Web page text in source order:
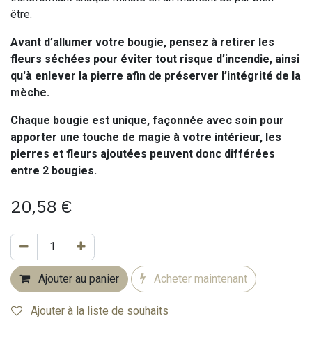
être.
Avant d’allumer votre bougie, pensez à retirer les
fleurs séchées pour éviter tout risque d’incendie, ainsi
qu'à enlever la pierre afin de préserver l’intégrité de la
mèche.
Chaque bougie est unique, façonnée avec soin pour
apporter une touche de magie à votre intérieur, les
pierres et fleurs ajoutées peuvent donc différées
entre 2 bougies.
20,58 €
Ajouter au panier Acheter maintenant
Ajouter à la liste de souhaits